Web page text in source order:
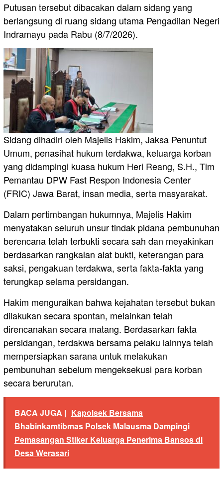
Putusan tersebut dibacakan dalam sidang yang
berlangsung di ruang sidang utama Pengadilan Negeri
Indramayu pada Rabu (8/7/2026).
Sidang dihadiri oleh Majelis Hakim, Jaksa Penuntut
Umum, penasihat hukum terdakwa, keluarga korban
yang didampingi kuasa hukum Heri Reang, S.H., Tim
Pemantau DPW Fast Respon Indonesia Center
(FRIC) Jawa Barat, insan media, serta masyarakat.
Dalam pertimbangan hukumnya, Majelis Hakim
menyatakan seluruh unsur tindak pidana pembunuhan
berencana telah terbukti secara sah dan meyakinkan
berdasarkan rangkaian alat bukti, keterangan para
saksi, pengakuan terdakwa, serta fakta-fakta yang
terungkap selama persidangan.
Hakim menguraikan bahwa kejahatan tersebut bukan
dilakukan secara spontan, melainkan telah
direncanakan secara matang. Berdasarkan fakta
persidangan, terdakwa bersama pelaku lainnya telah
mempersiapkan sarana untuk melakukan
pembunuhan sebelum mengeksekusi para korban
secara berurutan.
BACA JUGA | Kapolsek Bersama
Bhabinkamtibmas Polsek Malausma Dampingi
Pemasangan Stiker Keluarga Penerima Bansos di
Desa Werasari